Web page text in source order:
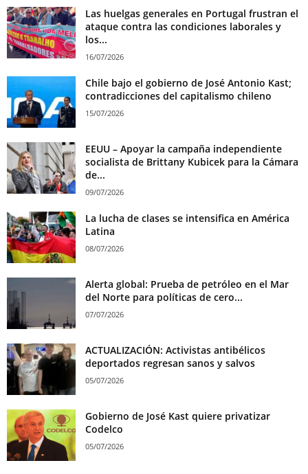
Las huelgas generales en Portugal frustran el
ataque contra las condiciones laborales y
los...
16/07/2026
Chile bajo el gobierno de José Antonio Kast;
contradicciones del capitalismo chileno
15/07/2026
EEUU – Apoyar la campaña independiente
socialista de Brittany Kubicek para la Cámara
de...
09/07/2026
La lucha de clases se intensifica en América
Latina
08/07/2026
Alerta global: Prueba de petróleo en el Mar
del Norte para políticas de cero...
07/07/2026
ACTUALIZACIÓN: Activistas antibélicos
deportados regresan sanos y salvos
05/07/2026
Gobierno de José Kast quiere privatizar
Codelco
05/07/2026